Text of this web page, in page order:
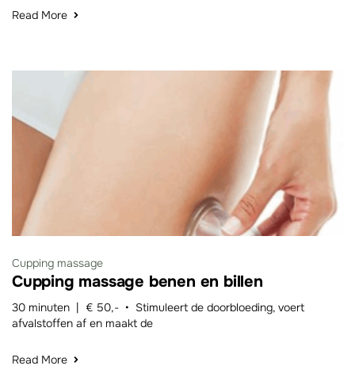
Read More
Cupping massage
Cupping massage benen en billen
30 minuten | € 50,- • Stimuleert de doorbloeding, voert
afvalstoffen af en maakt de
Read More